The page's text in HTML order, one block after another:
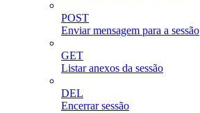
POST
Enviar mensagem para a sessão
GET
Listar anexos da sessão
DEL
Encerrar sessão